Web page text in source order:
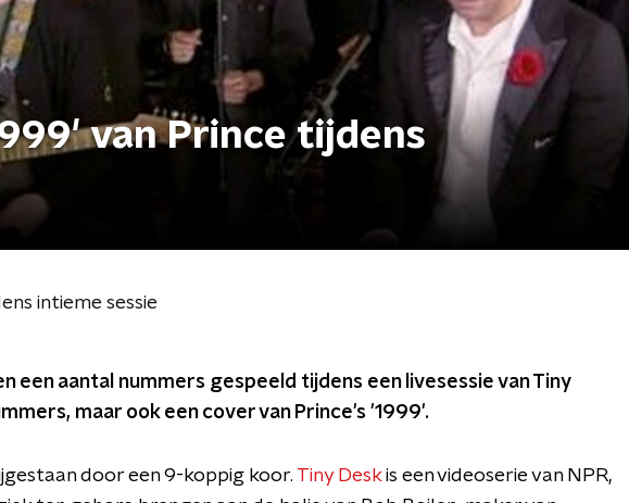
van Prince tijdens
intieme sessie
een aantal nummers gespeeld tijdens een livesessie van Tiny
maar ook een cover van Prince's '1999'.
door een 9-koppig koor. Tiny Deskis een videoserie van NPR,